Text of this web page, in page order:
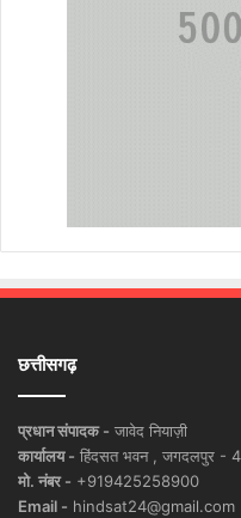
छत्तीसगढ़
प्रधान संपादक - जावेद नियाज़ी
कार्यालय - हिंदसत भवन , जगदलपुर -
मो. नंबर - +919425258900
Email - hindsat24@gmail.com